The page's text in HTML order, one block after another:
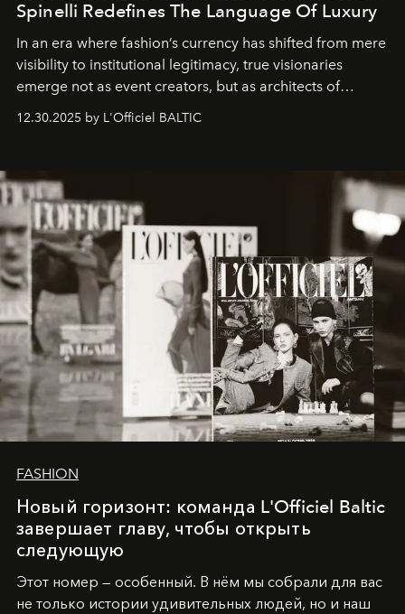
Spinelli Redefines The Language Of Luxury
In an era where fashion’s currency has shifted from mere
visibility to institutional legitimacy, true visionaries
emerge not as event creators, but as architects of
ecosystems.
Sabrina Spinelli
brand strategist with three decades of mastery in luxury,
framework where creativity, commerce, and culture
converge with surgical precision.
12.30.2025 by L'Officiel BALTIC
FASHION
Новый горизонт: команда L'Officiel Baltic
завершает главу, чтобы открыть
следующую
Этот номер — особенный. В нём мы собрали для вас
не только истории удивительных людей, но и наш